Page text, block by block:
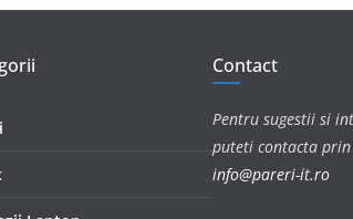
Contact
Pentru sugestii si
puteti contacta
info@pareri-it.ro